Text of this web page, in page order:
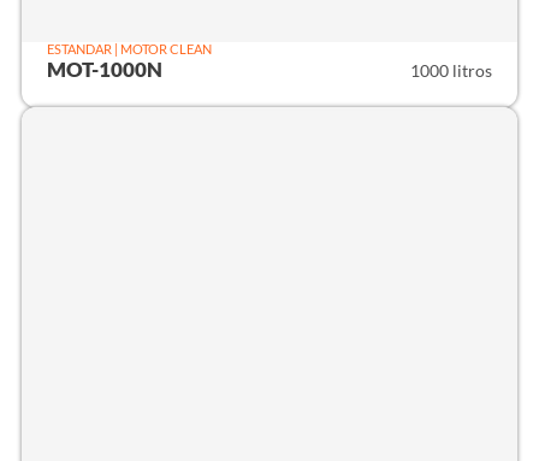
ESTANDAR | MOTOR CLEAN
MOT-1000N 1000 litros